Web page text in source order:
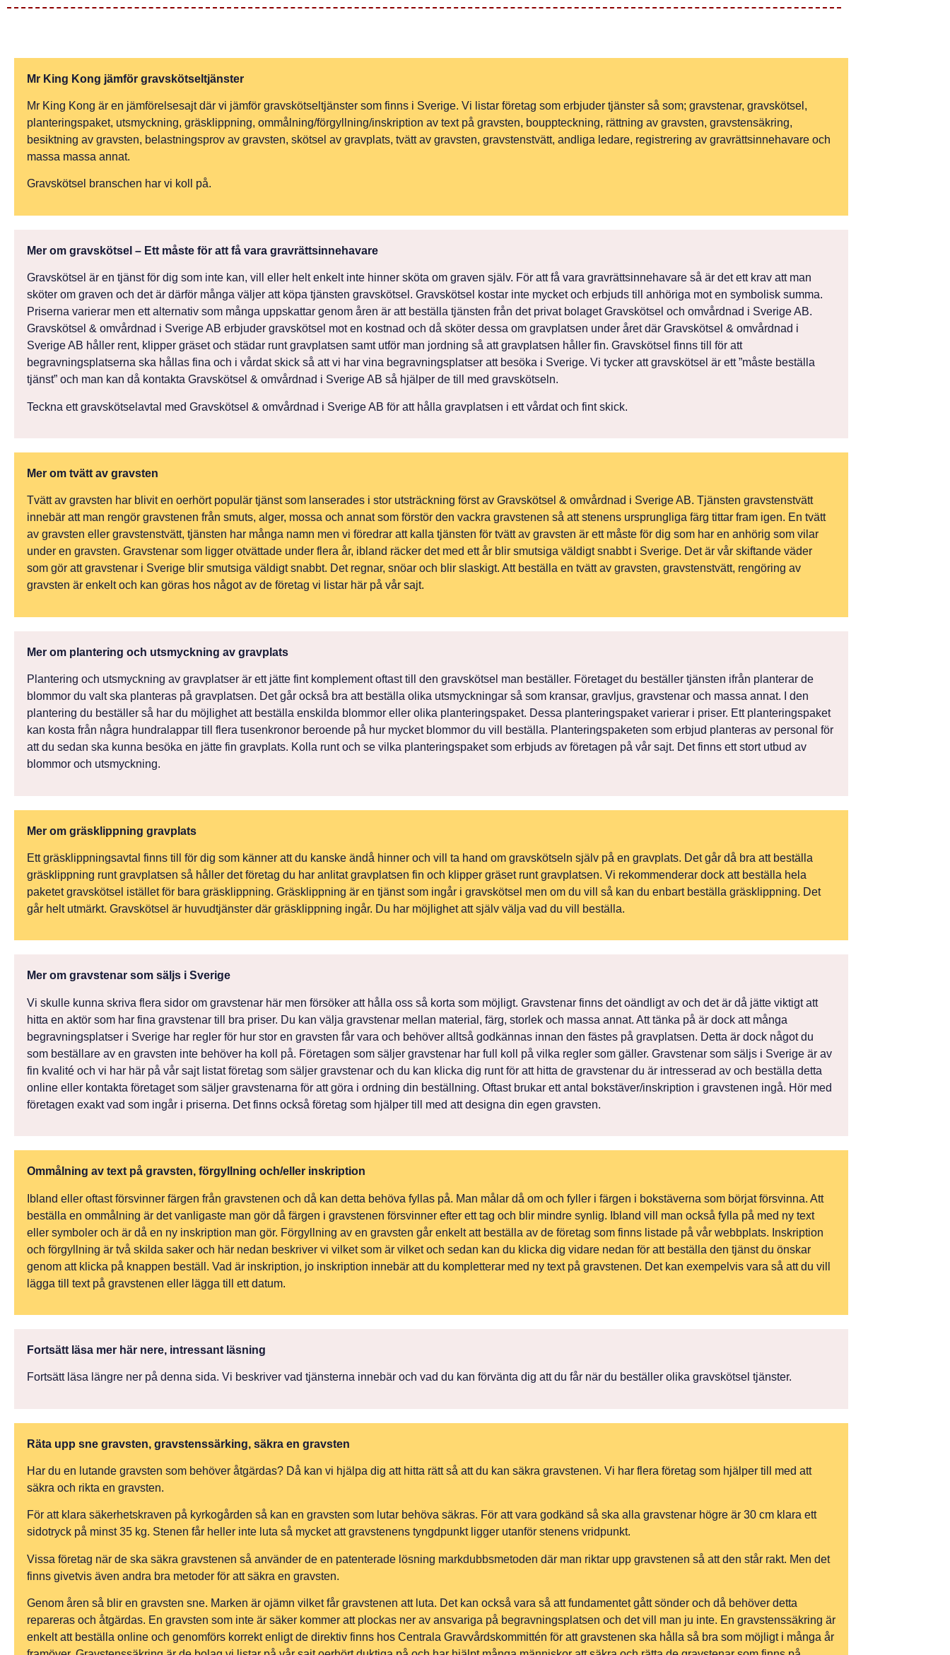
Mr King Kong jämför gravskötseltjänster
Mr King Kong är en jämförelsesajt där vi jämför gravskötseltjänster som finns i Sverige. Vi listar företag som erbjuder tjänster så som; gravstenar, gravskötsel,
planteringspaket, utsmyckning, gräsklippning, ommålning/förgyllning/inskription av text på gravsten, bouppteckning, rättning av gravsten, gravstensäkring,
besiktning av gravsten, belastningsprov av gravsten, skötsel av gravplats, tvätt av gravsten, gravstenstvätt, andliga ledare, registrering av gravrättsinnehavare och
massa massa annat.
Gravskötsel branschen har vi koll på.
Mer om gravskötsel – Ett måste för att få vara gravrättsinnehavare
Gravskötsel är en tjänst för dig som inte kan, vill eller helt enkelt inte hinner sköta om graven själv. För att få vara gravrättsinnehavare så är det ett krav att man
sköter om graven och det är därför många väljer att köpa tjänsten gravskötsel. Gravskötsel kostar inte mycket och erbjuds till anhöriga mot en symbolisk summa.
Priserna varierar men ett alternativ som många uppskattar genom åren är att beställa tjänsten från det privat bolaget Gravskötsel och omvårdnad i Sverige AB.
Gravskötsel & omvårdnad i Sverige AB erbjuder gravskötsel mot en kostnad och då sköter dessa om gravplatsen under året där Gravskötsel & omvårdnad i
Sverige AB håller rent, klipper gräset och städar runt gravplatsen samt utför man jordning så att gravplatsen håller fin. Gravskötsel finns till för att
begravningsplatserna ska hållas fina och i vårdat skick så att vi har vina begravningsplatser att besöka i Sverige. Vi tycker att gravskötsel är ett ”måste beställa
tjänst” och man kan då kontakta Gravskötsel & omvårdnad i Sverige AB så hjälper de till med gravskötseln.
Teckna ett gravskötselavtal med Gravskötsel & omvårdnad i Sverige AB för att hålla gravplatsen i ett vårdat och fint skick.
Mer om tvätt av gravsten
Tvätt av gravsten har blivit en oerhört populär tjänst som lanserades i stor utsträckning först av Gravskötsel & omvårdnad i Sverige AB. Tjänsten gravstenstvätt
innebär att man rengör gravstenen från smuts, alger, mossa och annat som förstör den vackra gravstenen så att stenens ursprungliga färg tittar fram igen. En tvätt
av gravsten eller gravstenstvätt, tjänsten har många namn men vi föredrar att kalla tjänsten för tvätt av gravsten är ett måste för dig som har en anhörig som vilar
under en gravsten. Gravstenar som ligger otvättade under flera år, ibland räcker det med ett år blir smutsiga väldigt snabbt i Sverige. Det är vår skiftande väder
som gör att gravstenar i Sverige blir smutsiga väldigt snabbt. Det regnar, snöar och blir slaskigt. Att beställa en tvätt av gravsten, gravstenstvätt, rengöring av
gravsten är enkelt och kan göras hos något av de företag vi listar här på vår sajt.
Mer om plantering och utsmyckning av gravplats
Plantering och utsmyckning av gravplatser är ett jätte fint komplement oftast till den gravskötsel man beställer. Företaget du beställer tjänsten ifrån planterar de
blommor du valt ska planteras på gravplatsen. Det går också bra att beställa olika utsmyckningar så som kransar, gravljus, gravstenar och massa annat. I den
plantering du beställer så har du möjlighet att beställa enskilda blommor eller olika planteringspaket. Dessa planteringspaket varierar i priser. Ett planteringspaket
kan kosta från några hundralappar till flera tusenkronor beroende på hur mycket blommor du vill beställa. Planteringspaketen som erbjud planteras av personal för
att du sedan ska kunna besöka en jätte fin gravplats. Kolla runt och se vilka planteringspaket som erbjuds av företagen på vår sajt. Det finns ett stort utbud av
blommor och utsmyckning.
Mer om gräsklippning gravplats
Ett gräsklippningsavtal finns till för dig som känner att du kanske ändå hinner och vill ta hand om gravskötseln själv på en gravplats. Det går då bra att beställa
gräsklippning runt gravplatsen så håller det företag du har anlitat gravplatsen fin och klipper gräset runt gravplatsen. Vi rekommenderar dock att beställa hela
paketet gravskötsel istället för bara gräsklippning. Gräsklippning är en tjänst som ingår i gravskötsel men om du vill så kan du enbart beställa gräsklippning. Det
går helt utmärkt. Gravskötsel är huvudtjänster där gräsklippning ingår. Du har möjlighet att själv välja vad du vill beställa.
Mer om gravstenar som säljs i Sverige
Vi skulle kunna skriva flera sidor om gravstenar här men försöker att hålla oss så korta som möjligt. Gravstenar finns det oändligt av och det är då jätte viktigt att
hitta en aktör som har fina gravstenar till bra priser. Du kan välja gravstenar mellan material, färg, storlek och massa annat. Att tänka på är dock att många
begravningsplatser i Sverige har regler för hur stor en gravsten får vara och behöver alltså godkännas innan den fästes på gravplatsen. Detta är dock något du
som beställare av en gravsten inte behöver ha koll på. Företagen som säljer gravstenar har full koll på vilka regler som gäller. Gravstenar som säljs i Sverige är av
fin kvalité och vi har här på vår sajt listat företag som säljer gravstenar och du kan klicka dig runt för att hitta de gravstenar du är intresserad av och beställa detta
online eller kontakta företaget som säljer gravstenarna för att göra i ordning din beställning. Oftast brukar ett antal bokstäver/inskription i gravstenen ingå. Hör med
företagen exakt vad som ingår i priserna. Det finns också företag som hjälper till med att designa din egen gravsten.
Ommålning av text på gravsten, förgyllning och/eller inskription
Ibland eller oftast försvinner färgen från gravstenen och då kan detta behöva fyllas på. Man målar då om och fyller i färgen i bokstäverna som börjat försvinna. Att
beställa en ommålning är det vanligaste man gör då färgen i gravstenen försvinner efter ett tag och blir mindre synlig. Ibland vill man också fylla på med ny text
eller symboler och är då en ny inskription man gör. Förgyllning av en gravsten går enkelt att beställa av de företag som finns listade på vår webbplats. Inskription
och förgyllning är två skilda saker och här nedan beskriver vi vilket som är vilket och sedan kan du klicka dig vidare nedan för att beställa den tjänst du önskar
genom att klicka på knappen beställ. Vad är inskription, jo inskription innebär att du kompletterar med ny text på gravstenen. Det kan exempelvis vara så att du vill
lägga till text på gravstenen eller lägga till ett datum.
Fortsätt läsa mer här nere, intressant läsning
Fortsätt läsa längre ner på denna sida. Vi beskriver vad tjänsterna innebär och vad du kan förvänta dig att du får när du beställer olika gravskötsel tjänster.
Räta upp sne gravsten, gravstenssärking, säkra en gravsten
Har du en lutande gravsten som behöver åtgärdas? Då kan vi hjälpa dig att hitta rätt så att du kan säkra gravstenen. Vi har flera företag som hjälper till med att
säkra och rikta en gravsten.
För att klara säkerhetskraven på kyrkogården så kan en gravsten som lutar behöva säkras. För att vara godkänd så ska alla gravstenar högre är 30 cm klara ett
sidotryck på minst 35 kg. Stenen får heller inte luta så mycket att gravstenens tyngdpunkt ligger utanför stenens vridpunkt.
Vissa företag när de ska säkra gravstenen så använder de en patenterade lösning markdubbsmetoden där man riktar upp gravstenen så att den står rakt. Men det
finns givetvis även andra bra metoder för att säkra en gravsten.
Genom åren så blir en gravsten sne. Marken är ojämn vilket får gravstenen att luta. Det kan också vara så att fundamentet gått sönder och då behöver detta
repareras och åtgärdas. En gravsten som inte är säker kommer att plockas ner av ansvariga på begravningsplatsen och det vill man ju inte. En gravstenssäkring är
enkelt att beställa online och genomförs korrekt enligt de direktiv finns hos Centrala Gravvårdskommittén för att gravstenen ska hålla så bra som möjligt i många år